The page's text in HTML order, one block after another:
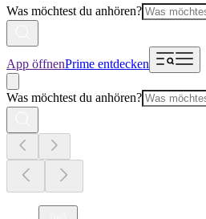
Was möchtest du anhören?
App öffnenPrime entdecken
Was möchtest du anhören?